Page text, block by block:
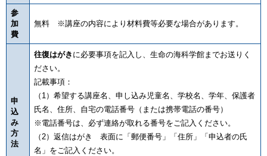
参
加
費
無料 ※講座の内容により材料費等必要な場合があります。
申
込
み
方
法
往復はがき に必要事項を記入し、生命の海科学館までお送りく
ださい。
記載事項：
（1）希望する講座名、申し込み児童名、学校名、学年、保護者
氏名、住所、自宅の電話番号（または携帯電話の番号）
※電話番号は、必ず連絡が取れる番号をご記入ください。
（2）返信はがき 表面に「郵便番号」「住所」「申込者の氏
名」をご記入ください。